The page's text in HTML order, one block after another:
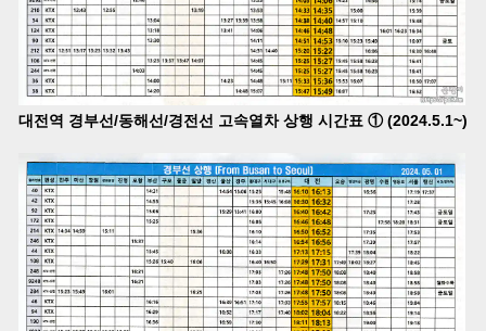
대전역 경부선/동해선/경전선 고속열차 상행 시간표 ① (2024.5.1~)